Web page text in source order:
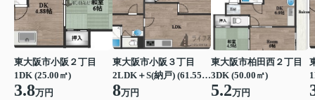
東大阪市小阪２丁目
1DK (25.00㎡)
3.8万円
東大阪市小阪３丁目
2LDK＋S(納戸) (61.55㎡)
8万円
東大阪市柏田西２丁目
3DK (50.00㎡)
5.2万円